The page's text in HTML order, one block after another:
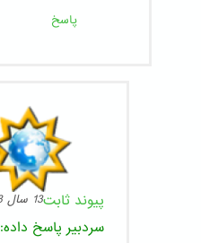
پاسخ
پیوند ثابت13 سال 8 ماه پیش
سردبیر پاسخ داده: